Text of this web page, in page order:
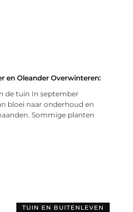
en Oleander Overwinteren:
de tuin In september
bloei naar onderhoud en
Sommige planten
TUIN EN BUITENLEVEN